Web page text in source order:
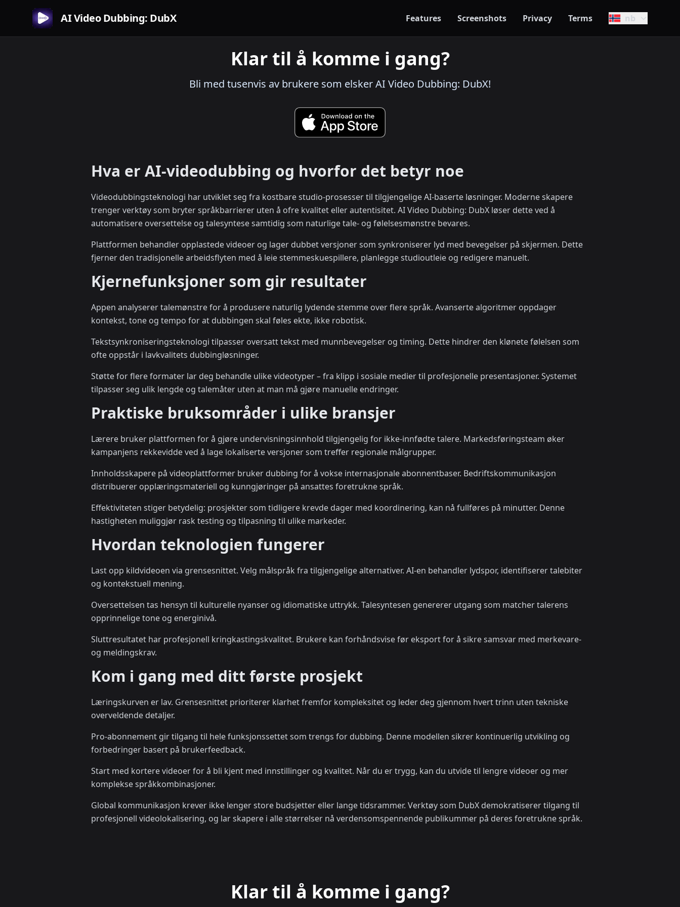
AI Video Dubbing: DubX Features Screenshots Privacy Terms nb
Klar til å komme i gang?
Bli med tusenvis av brukere som elsker AI Video Dubbing: DubX!
Hva er AI-videodubbing og hvorfor det betyr noe
Videodubbingsteknologi har utviklet seg fra kostbare studio-prosesser til tilgjengelige AI-baserte løsninger. Moderne skapere
trenger verktøy som bryter språkbarrierer uten å ofre kvalitet eller autentisitet. AI Video Dubbing: DubX løser dette ved å
automatisere oversettelse og talesyntese samtidig som naturlige tale- og følelsesmønstre bevares.
Plattformen behandler opplastede videoer og lager dubbet versjoner som synkroniserer lyd med bevegelser på skjermen. Dette
fjerner den tradisjonelle arbeidsflyten med å leie stemmeskuespillere, planlegge studioutleie og redigere manuelt.
Kjernefunksjoner som gir resultater
Appen analyserer talemønstre for å produsere naturlig lydende stemme over flere språk. Avanserte algoritmer oppdager
kontekst, tone og tempo for at dubbingen skal føles ekte, ikke robotisk.
Tekstsynkroniseringsteknologi tilpasser oversatt tekst med munnbevegelser og timing. Dette hindrer den klønete følelsen som
ofte oppstår i lavkvalitets dubbingløsninger.
Støtte for flere formater lar deg behandle ulike videotyper – fra klipp i sosiale medier til profesjonelle presentasjoner. Systemet
tilpasser seg ulik lengde og talemåter uten at man må gjøre manuelle endringer.
Praktiske bruksområder i ulike bransjer
Lærere bruker plattformen for å gjøre undervisningsinnhold tilgjengelig for ikke-innfødte talere. Markedsføringsteam øker
kampanjens rekkevidde ved å lage lokaliserte versjoner som treffer regionale målgrupper.
Innholdsskapere på videoplattformer bruker dubbing for å vokse internasjonale abonnentbaser. Bedriftskommunikasjon
distribuerer opplæringsmateriell og kunngjøringer på ansattes foretrukne språk.
Effektiviteten stiger betydelig: prosjekter som tidligere krevde dager med koordinering, kan nå fullføres på minutter. Denne
hastigheten muliggjør rask testing og tilpasning til ulike markeder.
Hvordan teknologien fungerer
Last opp kildvideoen via grensesnittet. Velg målspråk fra tilgjengelige alternativer. AI-en behandler lydspor, identifiserer talebiter
og kontekstuell mening.
Oversettelsen tas hensyn til kulturelle nyanser og idiomatiske uttrykk. Talesyntesen genererer utgang som matcher talerens
opprinnelige tone og energinivå.
Sluttresultatet har profesjonell kringkastingskvalitet. Brukere kan forhåndsvise før eksport for å sikre samsvar med merkevare-
og meldingskrav.
Kom i gang med ditt første prosjekt
Læringskurven er lav. Grensesnittet prioriterer klarhet fremfor kompleksitet og leder deg gjennom hvert trinn uten tekniske
overveldende detaljer.
Pro-abonnement gir tilgang til hele funksjonssettet som trengs for dubbing. Denne modellen sikrer kontinuerlig utvikling og
forbedringer basert på brukerfeedback.
Start med kortere videoer for å bli kjent med innstillinger og kvalitet. Når du er trygg, kan du utvide til lengre videoer og mer
komplekse språkkombinasjoner.
Global kommunikasjon krever ikke lenger store budsjetter eller lange tidsrammer. Verktøy som DubX demokratiserer tilgang til
profesjonell videolokalisering, og lar skapere i alle størrelser nå verdensomspennende publikummer på deres foretrukne språk.
Klar til å komme i gang?